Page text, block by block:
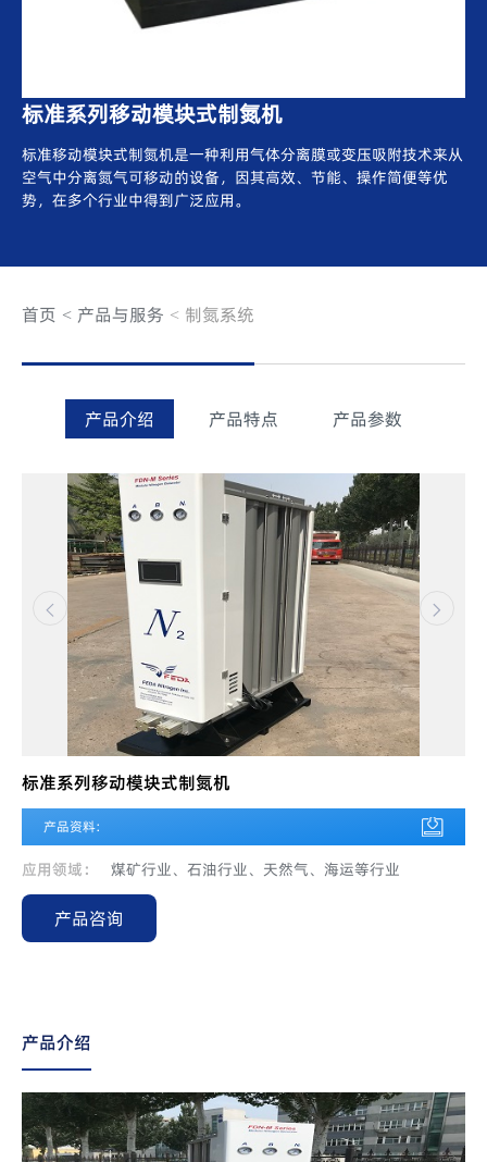
标准系列移动模块式制氮机
标准移动模块式制氮机是一种利用气体分离膜或变压吸附技术来从
空气中分离氮气可移动的设备，因其高效、节能、操作简便等优
势，在多个行业中得到广泛应用。
首页 产品与服务 制氮系统
产品介绍 产品特点 产品参数
标准系列移动模块式制氮机
产品资料:
应用领域： 煤矿行业、石油行业、天然气、海运等行业
产品咨询
产品介绍